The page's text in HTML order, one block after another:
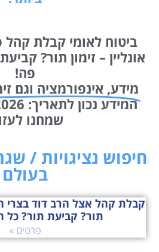
ביטוח לאומי קבלת קהל
אונליין – זימון תור?
פה!
מידע, אינפורמציה וגם
שמחנו
חיפוש נציגויות /
בעולם
קבלת קהל אצל הרב דוד בצרי
תור? קביעת תור? כל
פרטים »